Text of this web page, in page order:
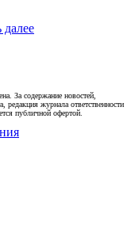
далее
За содержание новостей,
редакция журнала ответственности
публичной офертой.